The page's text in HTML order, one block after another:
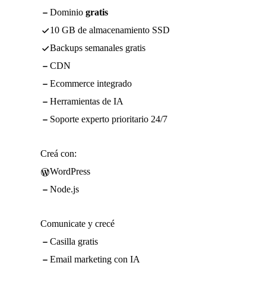
Dominio gratis
10 GB de almacenamiento SSD
Backups semanales gratis
CDN
Ecommerce integrado
Herramientas de IA
Soporte experto prioritario 24/7
Creá con:
WordPress
Node.js
Comunicate y crecé
Casilla gratis
Email marketing con IA